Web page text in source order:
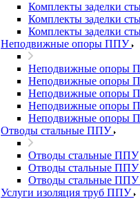
Комплекты заделки
Комплекты заделки
Комплекты заделки
Неподвижные опоры ППУ
Неподвижные опоры
Неподвижные опоры
Неподвижные опоры
Неподвижные опоры
Неподвижные опоры
Отводы стальные ППУ
Отводы стальные ППУ
Отводы стальные
Отводы стальные
Услуги изоляция труб ППУ